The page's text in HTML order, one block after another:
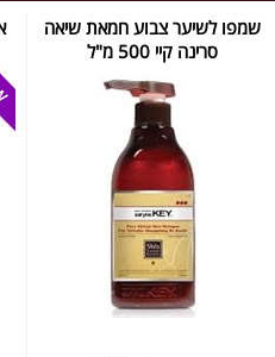
שמפו לשיער צבוע חמאת שיאה
סרינה קיי 500 מ"ל